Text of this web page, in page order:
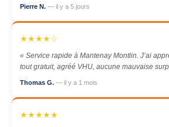
Pierre N. — il y a 5 jours
★★★★☆
« Service rapide à Mantenay Montlin. J’ai
tout gratuit, agréé VHU, aucune mauvaise
Thomas G. — il y a 1 mois
★★★★★